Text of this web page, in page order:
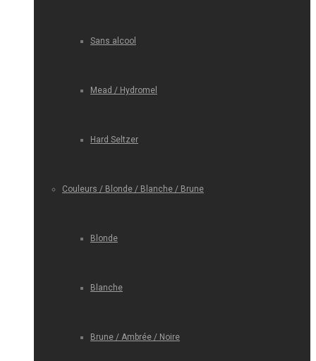
Sans alcool
Mead / Hydromel
Hard Seltzer
Couleurs / Blonde / Blanche / Brune
Blonde
Blanche
Brune / Ambrée / Noire